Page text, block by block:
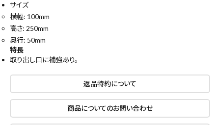
close
キーワードから探す
サイズ
横幅: 100mm
高さ: 250mm
奥行: 50mm
特長
取り出し口に補強あり。
返品特約について
商品についてのお問い合わせ